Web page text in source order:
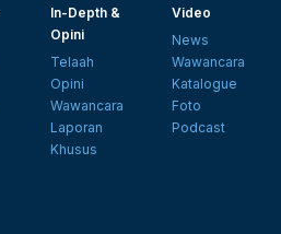
In-Depth &
Opini
Telaah
Opini
Wawancara
Laporan
Khusus
Video
News
Wawancara
Katalogue
Foto
Podcast